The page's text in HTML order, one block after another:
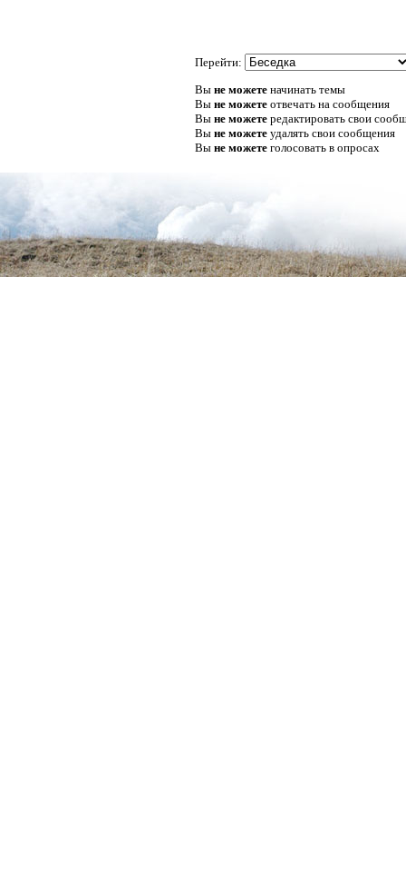
Перейти:
Вы не можетеначинать темы
Вы не можетеотвечать на сообщения
Вы не можетередактировать свои
Вы не можетеудалять свои сообщения
Вы не можетеголосовать в опросах